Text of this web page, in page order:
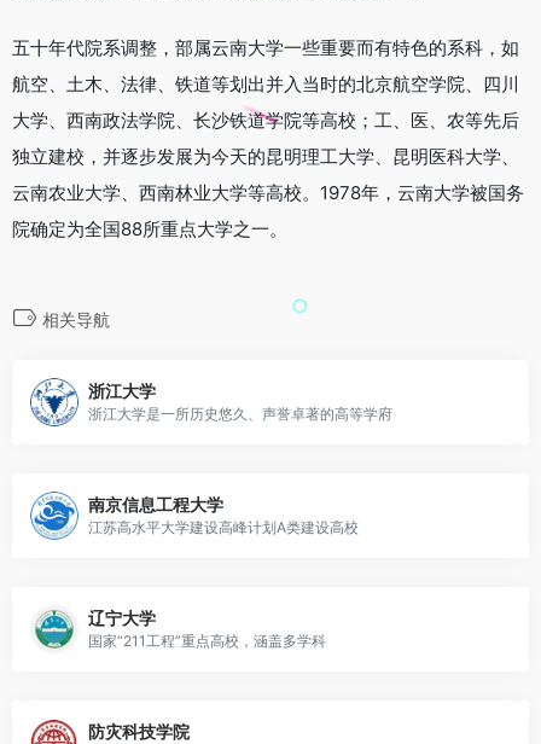
五十年代院系调整，部属云南大学一些重要而有特色的系科，如
航空、土木、法律、铁道等划出并入当时的北京航空学院、四川
大学、西南政法学院、长沙铁道学院等高校；工、医、农等先后
独立建校，并逐步发展为今天的昆明理工大学、昆明医科大学、
云南农业大学、西南林业大学等高校。1978年，云南大学被国务
院确定为全国88所重点大学之一。
相关导航
浙江大学
浙江大学是一所历史悠久、声誉卓著的高等学府
南京信息工程大学
江苏高水平大学建设高峰计划A类建设高校
辽宁大学
国家“211工程”重点高校，涵盖多学科
防灾科技学院